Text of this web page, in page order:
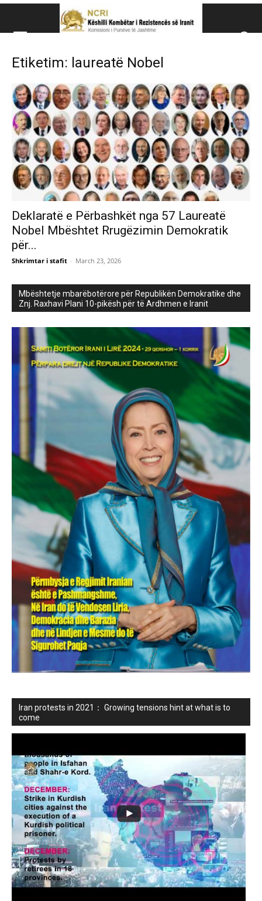
Këshillit Kombëtar të
Këshillit Kombëtar të Rezistencës së Iranit (NCRI)
Etiketim: laureatë Nobel
Deklaratë e Përbashkët nga 57 Laureatë
Nobel Mbështet Rrugëzimin Demokratik
për...
Shkrimtar i stafit - March 23, 2026
Mbështetje mbarëbotërore për Republikën Demokratike dhe
Znj. Raxhavi Plani 10-pikësh për të Ardhmen e Iranit
Iran protests in 2021： Growing tensions hint at what is to
come